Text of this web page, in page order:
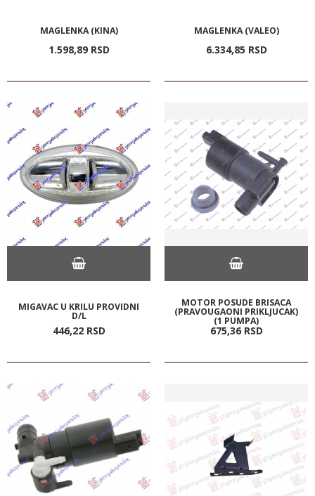
MAGLENKA (KINA)
1.598,89 RSD
MAGLENKA (VALEO)
6.334,85 RSD
MIGAVAC U KRILU PROVIDNI
D/L
446,22 RSD
MOTOR POSUDE BRISACA
(PRAVOUGAONI PRIKLJUCAK)
(1 PUMPA)
675,36 RSD